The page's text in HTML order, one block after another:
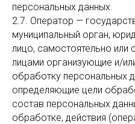
персональных данных.
2.7. Оператор —
муниципальный орган,
лицо, самостоятельно или
лицами организующие и/
обработку персональных
определяющие цели
состав персональных
обработке, действия